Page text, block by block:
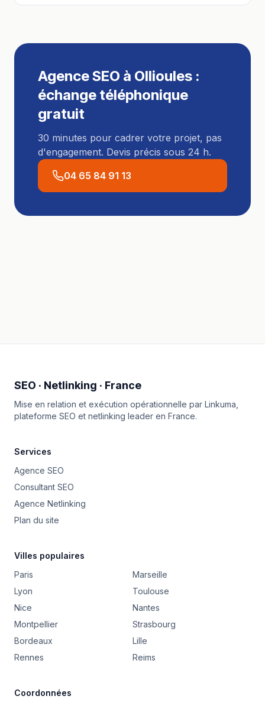
Agence SEO à Ollioules :
échange téléphonique
gratuit
30 minutes pour cadrer votre projet, pas
d'engagement. Devis précis sous 24 h.
04 65 84 91 13
SEO · Netlinking · France
Mise en relation et exécution opérationnelle par Linkuma
plateforme SEO et netlinking leader en France.
Services
Agence SEO
Consultant SEO
Agence Netlinking
Plan du site
Villes populaires
Paris
Marseille
Lyon
Toulouse
Nice
Nantes
Montpellier
Strasbourg
Bordeaux
Lille
Rennes
Reims
Coordonnées